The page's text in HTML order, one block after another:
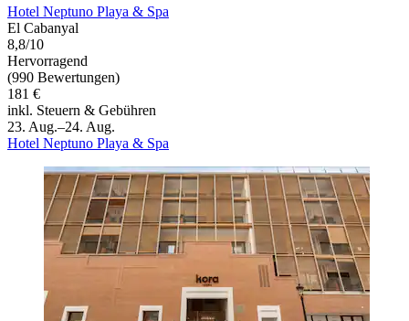
Hotel Neptuno Playa & Spa
El Cabanyal
8,8/10
Hervorragend
(990 Bewertungen)
181 €
inkl. Steuern & Gebühren
23. Aug.–24. Aug.
Hotel Neptuno Playa & Spa